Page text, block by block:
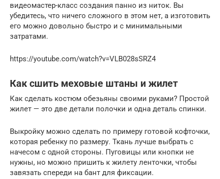
видеомастер-класс создания панно из ниток. Вы
убедитесь, что ничего сложного в этом нет, а изготовить
его можно довольно быстро и с минимальными
затратами.
https://youtube.com/watch?v=VLB028sSRZ4
Как сшить меховые штаны и жилет
Как сделать костюм обезьяны своими руками? Простой
жилет — это две детали полочки и одна деталь спинки.
Выкройку можно сделать по примеру готовой кофточки,
которая ребенку по размеру. Ткань лучше выбрать с
начесом с одной стороны. Пуговицы или кнопки не
нужны, но можно пришить к жилету ленточки, чтобы
завязать спереди на бант для фиксации.